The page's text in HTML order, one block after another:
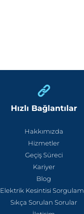
Hızlı Bağlantılar
Hakkımızda
Hizmetler
Geçiş Süreci
Kariyer
Blog
Elektrik Kesintisi
Sıkça Sorulan Sorular